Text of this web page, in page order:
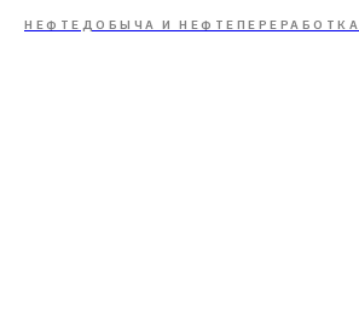
НЕФТЕДОБЫЧА И НЕФТЕПЕРЕРАБОТКА